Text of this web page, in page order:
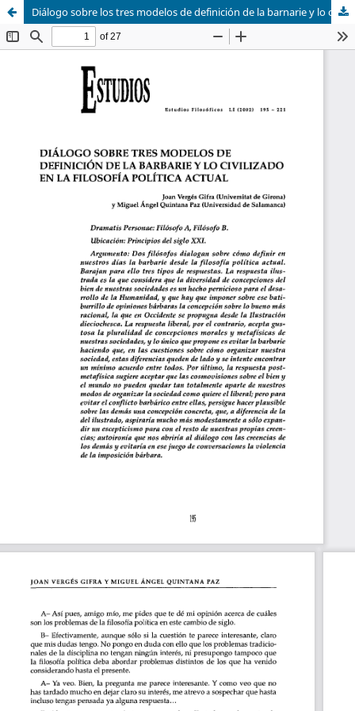
Diálogo sobre los tres modelos de definición de la barnarie y lo civilizado en la filosofía política actual